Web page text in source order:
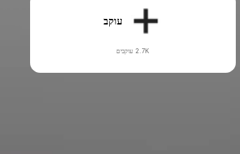
עוקב
2.7K עוקבים